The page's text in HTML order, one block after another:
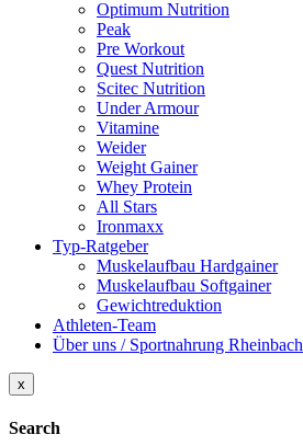
Optimum Nutrition
Peak
Pre Workout
Quest Nutrition
Scitec Nutrition
Under Armour
Vitamine
Weider
Weight Gainer
Whey Protein
All Stars
Ironmaxx
Typ-Ratgeber
Muskelaufbau Hardgainer
Muskelaufbau Softgainer
Gewichtreduktion
Athleten-Team
Über uns / Sportnahrung Rheinbach
x
Search